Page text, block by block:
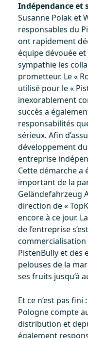
Indépendance et
Susanne Polak et
responsables du
ont rapidement
équipe dévouée
sympathie les
prometteur. Le «
utilisé pour le «
inexorablement
succès a
responsabilités
sérieux. Afin
développement
entreprise
Cette démarche a
important de la
Geländefahrzeug
direction de «
encore à ce jour.
de l’entreprise
PistenBully et des
pelouses de la
ses fruits jusqu’à
Et ce n’est pas fini
Pologne compte
distribution et
également